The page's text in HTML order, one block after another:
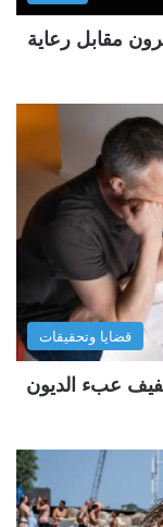
على 2.8 مليون كرون مقابل رعاية
قضايا وتحقيقات
عبء الديون